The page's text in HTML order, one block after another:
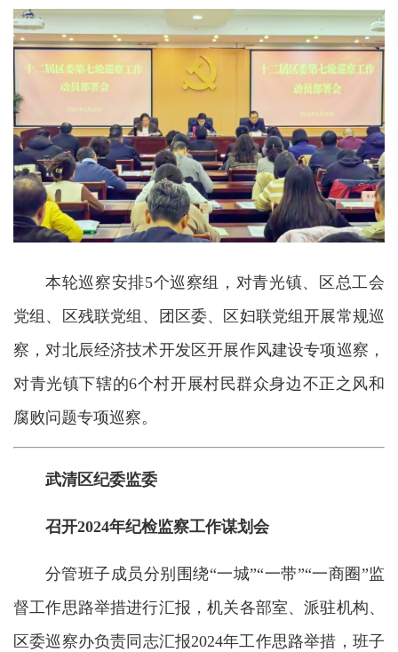
本轮巡察安排5个巡察组，对青光镇、区总工会
党组、区残联党组、团区委、区妇联党组开展常规巡
察，对北辰经济技术开发区开展作风建设专项巡察，
对青光镇下辖的6个村开展村民群众身边不正之风和
腐败问题专项巡察。
武清区纪委监委
召开2024年纪检监察工作谋划会
分管班子成员分别围绕“一城”“一带”“一商圈”监
督工作思路举措进行汇报，机关各部室、派驻机构、
区委巡察办负责同志汇报2024年工作思路举措，班子